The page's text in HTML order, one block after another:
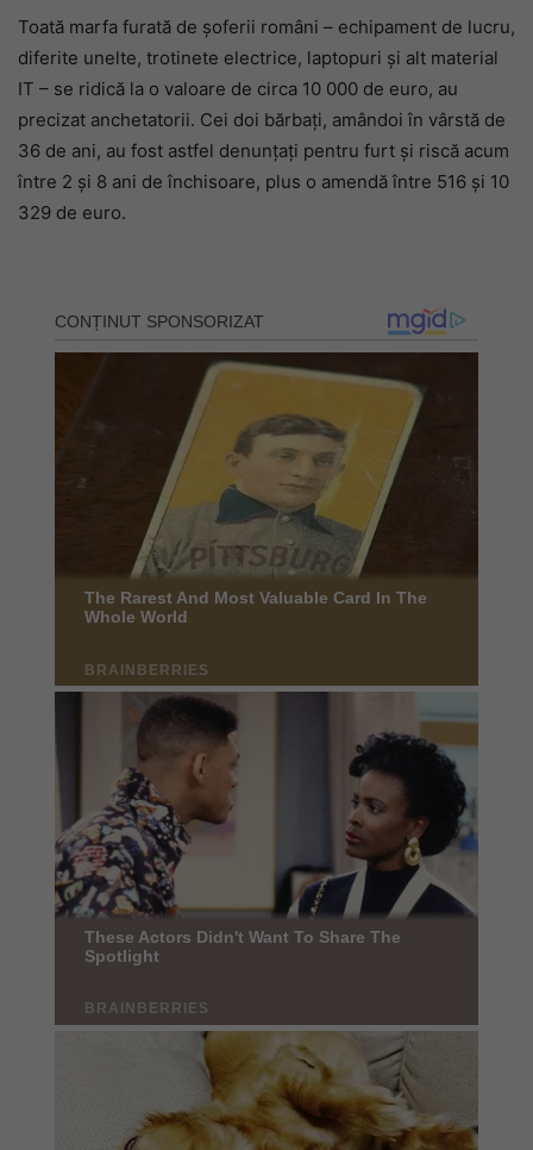
Toată marfa furată de șoferii români – echipament de lucru,
diferite unelte, trotinete electrice, laptopuri și alt material
IT – se ridică la o valoare de circa 10 000 de euro, au
precizat anchetatorii. Cei doi bărbați, amândoi în vârstă de
36 de ani, au fost astfel denunțați pentru furt și riscă acum
între 2 și 8 ani de închisoare, plus o amendă între 516 și 10
329 de euro.